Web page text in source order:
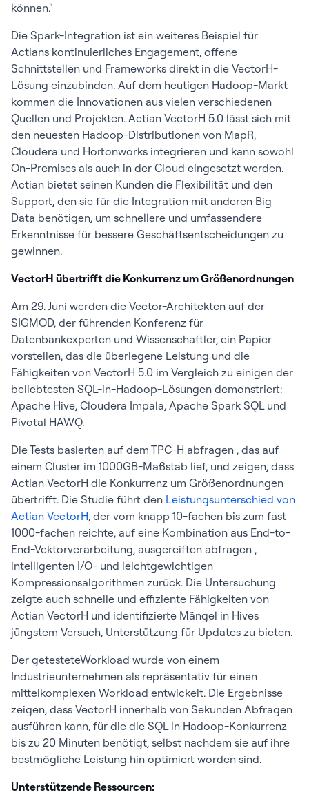
können."
Die Spark-Integration ist ein weiteres Beispiel für
Actians kontinuierliches Engagement, offene
Schnittstellen und Frameworks direkt in die VectorH-
Lösung einzubinden. Auf dem heutigen Hadoop-Markt
kommen die Innovationen aus vielen verschiedenen
Quellen und Projekten. Actian VectorH 5.0 lässt sich mit
den neuesten Hadoop-Distributionen von MapR,
Cloudera und Hortonworks integrieren und kann sowohl
On-Premises als auch in der Cloud eingesetzt werden.
Actian bietet seinen Kunden die Flexibilität und den
Support, den sie für die Integration mit anderen Big
Data benötigen, um schnellere und umfassendere
Erkenntnisse für bessere Geschäftsentscheidungen zu
gewinnen.
VectorH übertrifft die Konkurrenz um Größenordnungen
Am 29. Juni werden die Vector-Architekten auf der
SIGMOD, der führenden Konferenz für
Datenbankexperten und Wissenschaftler, ein Papier
vorstellen, das die überlegene Leistung und die
Fähigkeiten von VectorH 5.0 im Vergleich zu einigen der
beliebtesten SQL-in-Hadoop-Lösungen demonstriert:
Apache Hive, Cloudera Impala, Apache Spark SQL und
Pivotal HAWQ.
Die Tests basierten auf dem TPC-H abfragen , das auf
einem Cluster im 1000GB-Maßstab lief, und zeigen, dass
Actian VectorH die Konkurrenz um Größenordnungen
übertrifft. Die Studie führt den Leistungsunterschied von
Actian VectorH, der vom knapp 10-fachen bis zum fast
1000-fachen reichte, auf eine Kombination aus End-to-
End-Vektorverarbeitung, ausgereiften abfragen ,
intelligenten I/O- und leichtgewichtigen
Kompressionsalgorithmen zurück. Die Untersuchung
zeigte auch schnelle und effiziente Fähigkeiten von
Actian VectorH und identifizierte Mängel in Hives
jüngstem Versuch, Unterstützung für Updates zu bieten.
Der getesteteWorkload wurde von einem
Industrieunternehmen als repräsentativ für einen
mittelkomplexen Workload entwickelt. Die Ergebnisse
zeigen, dass VectorH innerhalb von Sekunden Abfragen
ausführen kann, für die die SQL in Hadoop-Konkurrenz
bis zu 20 Minuten benötigt, selbst nachdem sie auf ihre
bestmögliche Leistung hin optimiert worden sind.
Unterstützende Ressourcen: